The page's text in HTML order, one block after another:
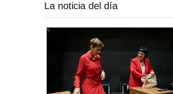
La noticia del día